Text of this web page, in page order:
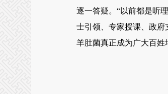
逐一答疑。“以前都是听
士引领、专家授课、政
羊肚菌真正成为广大百姓